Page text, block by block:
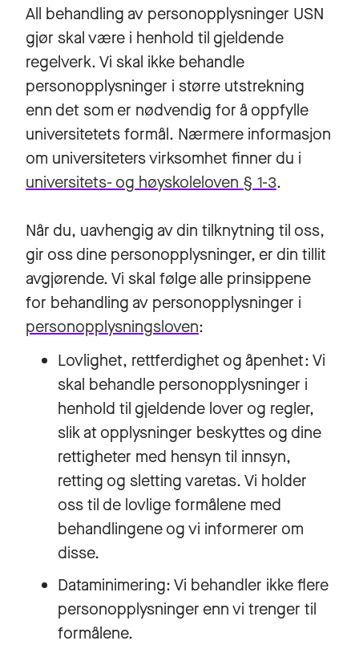
All behandling av personopplysninger USN
gjør skal være i henhold til gjeldende
regelverk. Vi skal ikke behandle
personopplysninger i større utstrekning
enn det som er nødvendig for å oppfylle
universitetets formål. Nærmere informasjon
om universiteters virksomhet finner du i
universitets- og høyskoleloven § 1-3.
Når du, uavhengig av din tilknytning til oss,
gir oss dine personopplysninger, er din tillit
avgjørende. Vi skal følge alle prinsippene
for behandling av personopplysninger i
personopplysningsloven:
Lovlighet, rettferdighet og åpenhet: Vi
skal behandle personopplysninger i
henhold til gjeldende lover og regler,
slik at opplysninger beskyttes og dine
rettigheter med hensyn til innsyn,
retting og sletting varetas. Vi holder
oss til de lovlige formålene med
behandlingene og vi informerer om
disse.
Dataminimering: Vi behandler ikke flere
personopplysninger enn vi trenger til
formålene.